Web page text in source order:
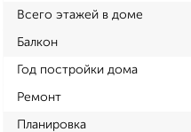
Всего этажей в доме
Балкон
Год постройки дома
Ремонт
Планировка